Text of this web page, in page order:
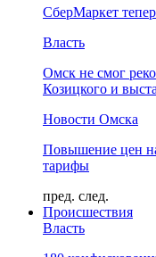
СберМаркет
Власть
Омск не смог
Козицкого и
Новости Омска
Повышение цен
тарифы
пред. след.
Происшествия
Власть